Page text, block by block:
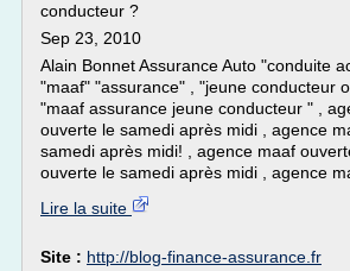
conducteur ?
Sep 23, 2010
Alain Bonnet Assurance Auto "conduite
"maaf" "assurance" , "jeune conducteur
"maaf assurance jeune conducteur " ,
ouverte le samedi après midi , agence
samedi après midi! , agence maaf
ouverte le samedi après midi , agence
Lire la suite
Site : http://blog-finance-assurance.fr